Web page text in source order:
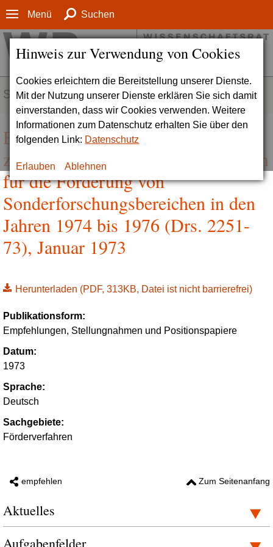
Hinweis zur Verwendung von Cookies
Cookies erleichtern die Bereitstellung unserer Dienste.
Mit der Nutzung unserer Dienste erklären Sie sich damit
einverstanden, dass wir Cookies verwenden. Weitere
Informationen zum Datenschutz erhalten Sie über den
folgenden Link: Datenschutz
Erlauben Ablehnen
Menü Suchen
SERVICE
Empfehlung des Wissenschaftsrates
zur Bereitstellung von Finanzmitteln
für die Förderung von
Sonderforschungsbereichen in den
Jahren 1974 bis 1976 (Drs. 2251-
73), Januar 1973
Herunterladen (PDF, 313KB, Datei ist nicht barrierefrei)
Publikationsform:
Empfehlungen, Stellungnahmen und Positionspapiere
Datum:
1973
Sprache:
Deutsch
Sachgebiete:
Förderverfahren
empfehlen Zum Seitenanfang
Aktuelles
Aufgabenfelder